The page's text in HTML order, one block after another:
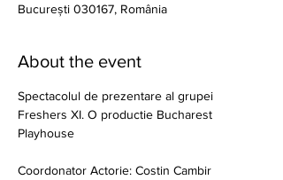
București 030167, România
About the event
Spectacolul de prezentare al grupei
Freshers XI. O productie Bucharest
Playhouse
Coordonator Actorie: Costin Cambir